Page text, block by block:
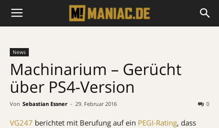
News
Machinarium – Gerücht
über PS4-Version
Von Sebastian Essner - 29. Februar 2016 0
VG247 berichtet mit Berufung auf ein PEGI-Rating, dass